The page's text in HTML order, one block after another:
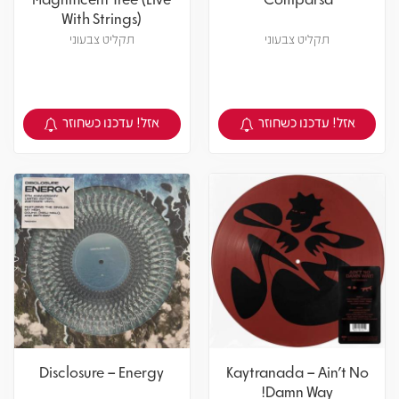
תקליט צבעוני
צפיה במוצר
אזל! עדכנו כשחוזר
With Strings)
תקליט צבעוני
צפיה במוצר
אזל! עדכנו כשחוזר
Kaytranada – Ain't No
Damn Way!
Disclosure – Energy